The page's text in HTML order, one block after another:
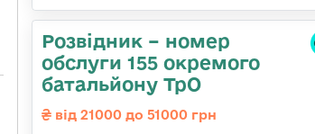
Розвідник – номер
обслуги 155 окремого
батальйону ТрО
від 21000 до 51000 грн